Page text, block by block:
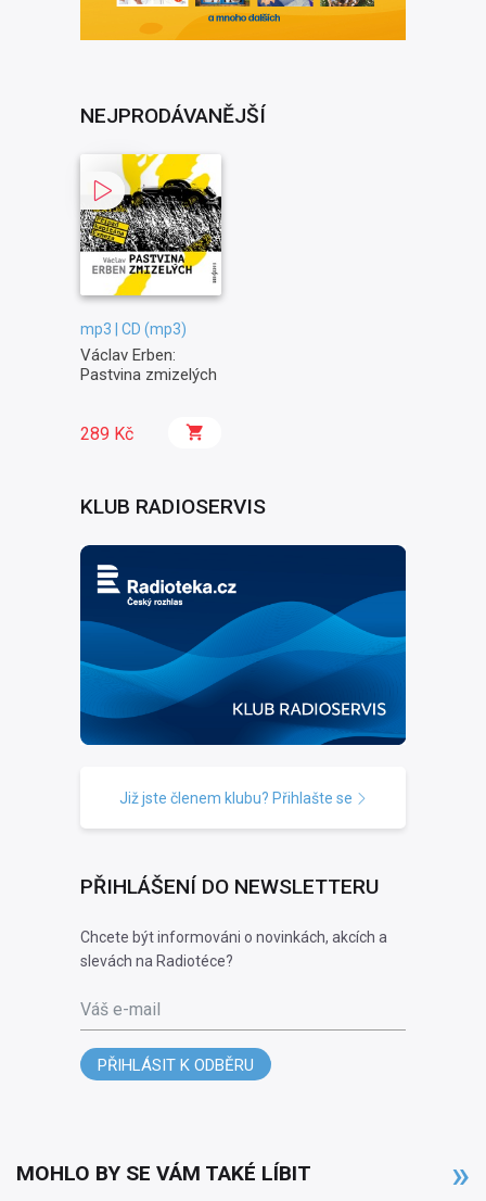
NEJPRODÁVANĚJŠÍ
mp3 | CD (mp3)
Václav Erben:
Pastvina zmizelých
289 Kč
KLUB RADIOSERVIS
Již jste členem klubu? Přihlašte se
PŘIHLÁŠENÍ DO NEWSLETTERU
Chcete být informováni o novinkách, akcích a
slevách na Radiotéce?
Váš e-mail
PŘIHLÁSIT K ODBĚRU
MOHLO BY SE VÁM TAKÉ LÍBIT